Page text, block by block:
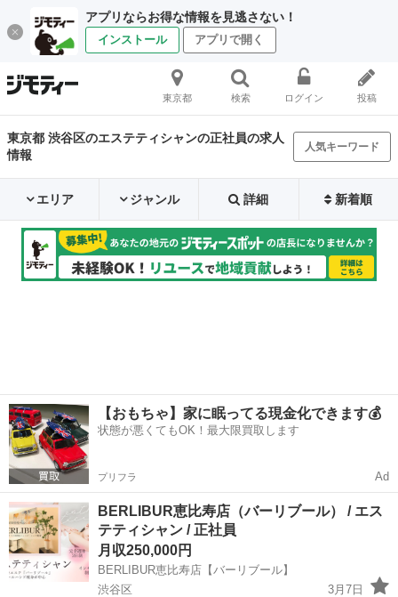
アプリならお得な情報を見逃さない！
インストール アプリで開く
東京都 検索 ログイン 投稿
東京都 渋谷区のエステティシャンの正社員の求人
情報
人気キーワード
エリア ジャンル 詳細 新着順
【おもちゃ】家に眠ってる現金化できます💰
状態が悪くてもOK！最大限買取します
プリフラ Ad
BERLIBUR恵比寿店（バーリブール） / エス
テティシャン / 正社員
月収250,000円
BERLIBUR恵比寿店【バーリブール】
渋谷区
3月7日